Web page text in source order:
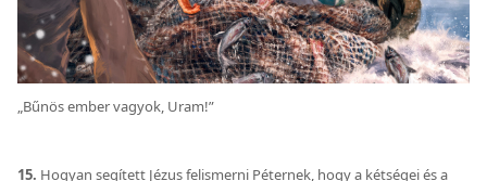
„Bűnös ember vagyok, Uram!”
15. Hogyan segített Jézus felismerni Péternek, hogy a kétségei és a